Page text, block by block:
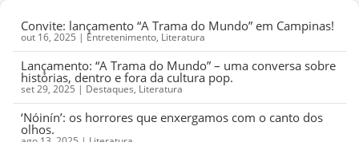
Convite: lançamento “A Trama do Mundo” em Campinas!
out 16, 2025 | Entretenimento, Literatura
Lançamento: “A Trama do Mundo” – uma conversa sobre
histórias, dentro e fora da cultura pop.
set 29, 2025 | Destaques, Literatura
‘Nóinín’: os horrores que enxergamos com o canto dos
olhos.